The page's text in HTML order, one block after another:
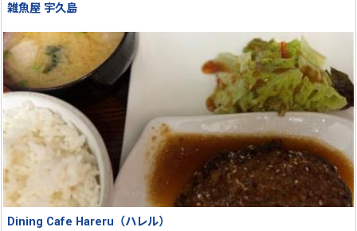
雑魚屋 宇久島
Dining Cafe Hareru（ハレル）